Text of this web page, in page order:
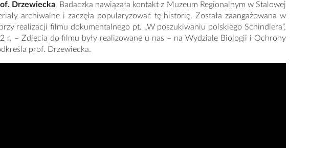
Drzewiecka. Badaczka nawiązała kontakt z Muzeum Regionalnym w Stalowej
archiwalne i zaczęła popularyzować tę historię. Została zaangażowana w
realizacji filmu dokumentalnego pt. „W poszukiwaniu polskiego Schindlera”,
r. – Zdjęcia do filmu były realizowane u nas – na Wydziale Biologii i Ochrony
prof. Drzewiecka.